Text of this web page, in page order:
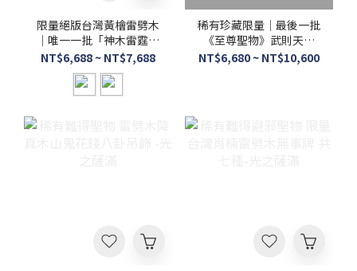
限量絕版台灣黃檜雷劈木
｜唯一一批「神木雷霆」
台灣黃檜雷劈木16mm設
計款桶珠｜絕美花紋能量
破表・收藏級稀有- 光之
薩滿
NT$6,688 ~ NT$7,688
稀有珍藏限量｜最後一批
《至尊聖物》武則天御
愛．雷劈降真烏木手珠
NT$6,680 ~ NT$10,600